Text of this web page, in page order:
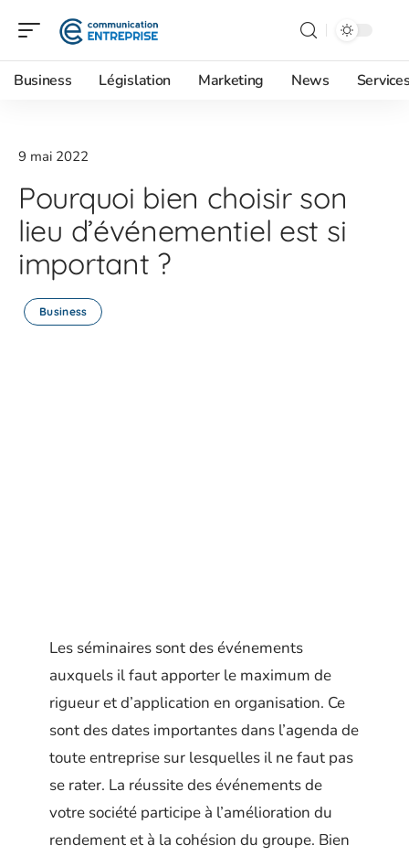
Business Législation Marketing News
9 mai 2022
Pourquoi bien choisir son
lieu d’événementiel est si
important ?
Business
Les séminaires sont des événements
auxquels il faut apporter le maximum de
rigueur et d’application en organisation. Ce
sont des dates importantes dans l’agenda de
toute entreprise sur lesquelles il ne faut pas
se rater. La réussite des événements de
votre société participe à l’amélioration du
rendement et à la cohésion du groupe. Bien